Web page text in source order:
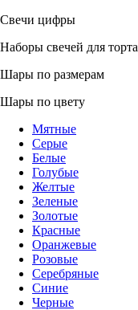
Свечи цифры
Наборы свечей для торта
Шары по размерам
Шары по цвету
Мятные
Серые
Белые
Голубые
Желтые
Зеленые
Золотые
Красные
Оранжевые
Розовые
Серебряные
Синие
Черные